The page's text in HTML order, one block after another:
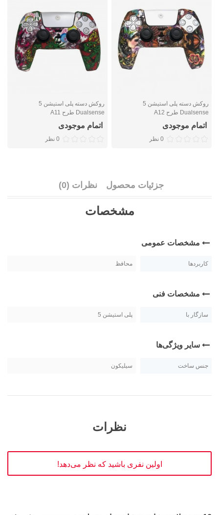
روکش دسته پلی استیشن 5
Dualsense طرح A12
اتمام موجودی
0 نظر
روکش دسته پلی استیشن 5
Dualsense طرح A11
اتمام موجودی
0 نظر
جزئیات محصول نظرات (0)
مشخصات
مشخصات عمومی
کاربردها محافظ
مشخصات فنی
سازگار با پلی استیشن 5
سایر ویژگی‌ها
جنس ساخت سیلیکون
نظرات
اولین نفری باشید که نظر می‌دهد!